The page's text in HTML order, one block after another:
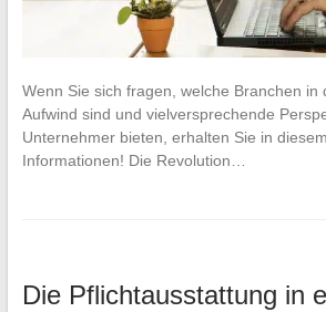
Wenn Sie sich fragen, welche Branchen in
Aufwind sind und vielversprechende
Unternehmer bieten, erhalten Sie in
Informationen! Die Revolution…
Die Pflichtausstattung in